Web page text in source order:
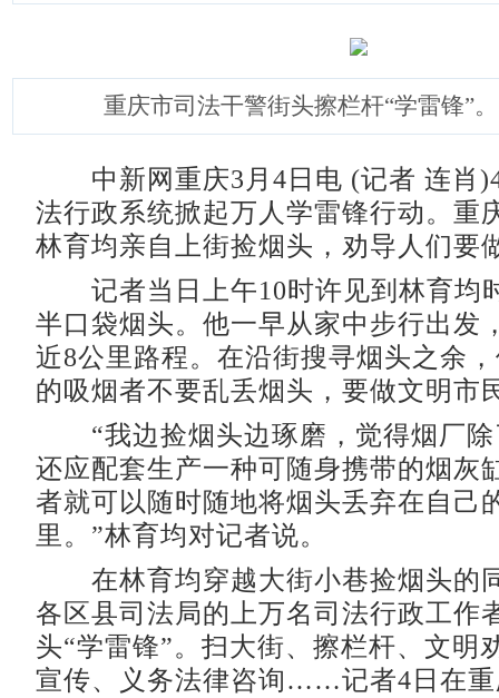
重庆市司法干警街头擦栏杆“学雷锋
中新网重庆3月4日电 (记者 连肖
法行政系统掀起万人学雷锋行动。重
林育均亲自上街捡烟头，劝导人们要
记者当日上午10时许见到林育均
半口袋烟头。他一早从家中步行出发
近8公里路程。在沿街搜寻烟头之余
的吸烟者不要乱丢烟头，要做文明市
“我边捡烟头边琢磨，觉得烟厂除
还应配套生产一种可随身携带的烟灰
者就可以随时随地将烟头丢弃在自己
里。”林育均对记者说。
在林育均穿越大街小巷捡烟头的
各区县司法局的上万名司法行政工作
头“学雷锋”。扫大街、擦栏杆、文明
宣传、义务法律咨询……记者4日在重